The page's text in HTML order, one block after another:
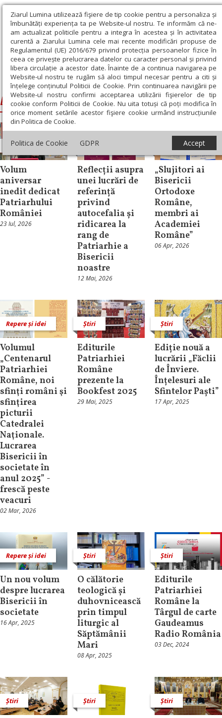
Ziarul Lumina utilizează fişiere de tip cookie pentru a personaliza și
îmbunătăți experiența ta pe Website-ul nostru. Te informăm că ne-
am actualizat politicile pentru a integra în acestea și în activitatea
curentă a Ziarului Lumina cele mai recente modificări propuse de
Regulamentul (UE) 2016/679 privind protecția persoanelor fizice în
ceea ce privește prelucrarea datelor cu caracter personal și privind
libera circulație a acestor date. Înainte de a continua navigarea pe
Website-ul nostru te rugăm să aloci timpul necesar pentru a citi și
înțelege conținutul Politicii de Cookie. Prin continuarea navigării pe
Website-ul nostru confirmi acceptarea utilizării fişierelor de tip
cookie conform Politicii de Cookie. Nu uita totuși că poți modifica în
orice moment setările acestor fişiere cookie urmând instrucțiunile
din Politica de Cookie.
Politica de Cookie GDPR Accept
Ziarul Lumina › Editura BASILICA
Editura BASILICA
Știri
Volum
aniversar
inedit dedicat
Patriarhului
României
23 Iul, 2026
Repere și idei
Reflecții asupra
unei lucrări de
referință
privind
autocefalia și
ridicarea la
rang de
Patriarhie a
Bisericii
noastre
12 Mai, 2026
„Slujitori ai
Bisericii
Ortodoxe
Române,
membri ai
Academiei
Române”
06 Apr, 2026
Repere și idei
Volumul
„Centenarul
Patriarhiei
Române, noi
sfinţi români şi
sfinţirea
picturii
Catedralei
Naţionale.
Lucrarea
Bisericii în
societate în
anul 2025” -
frescă peste
veacuri
02 Mar, 2026
Știri
Editurile
Patriarhiei
Române
prezente la
Bookfest 2025
29 Mai, 2025
Știri
Ediție nouă a
lucrării „Făclii
de Înviere.
Înțelesuri ale
Sfintelor Paști”
17 Apr, 2025
Repere și idei
Un nou volum
despre lucrarea
Bisericii în
societate
16 Apr, 2025
Știri
O călătorie
teologică și
duhovnicească
prin timpul
liturgic al
Săptămânii
Mari
08 Apr, 2025
Știri
Editurile
Patriarhiei
Române la
Târgul de carte
Gaudeamus
Radio România
03 Dec, 2024
Știri Știri Știri